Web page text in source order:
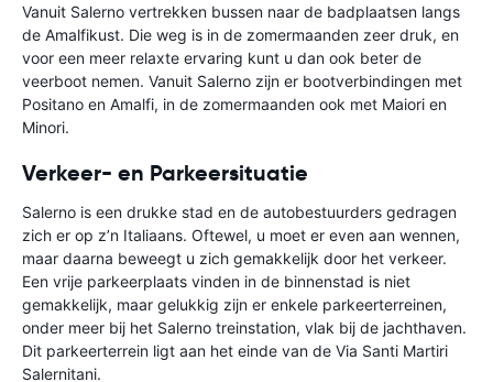
Vanuit Salerno vertrekken bussen naar de badplaatsen langs
de Amalfikust. Die weg is in de zomermaanden zeer druk, en
voor een meer relaxte ervaring kunt u dan ook beter de
veerboot nemen. Vanuit Salerno zijn er bootverbindingen met
Positano en Amalfi, in de zomermaanden ook met Maiori en
Minori.
Verkeer- en Parkeersituatie
Salerno is een drukke stad en de autobestuurders gedragen
zich er op z’n Italiaans. Oftewel, u moet er even aan wennen,
maar daarna beweegt u zich gemakkelijk door het verkeer.
Een vrije parkeerplaats vinden in de binnenstad is niet
gemakkelijk, maar gelukkig zijn er enkele parkeerterreinen,
onder meer bij het Salerno treinstation, vlak bij de jachthaven.
Dit parkeerterrein ligt aan het einde van de Via Santi Martiri
Salernitani.